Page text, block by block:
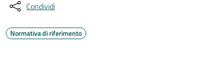
Condividi
Normativa di riferimento